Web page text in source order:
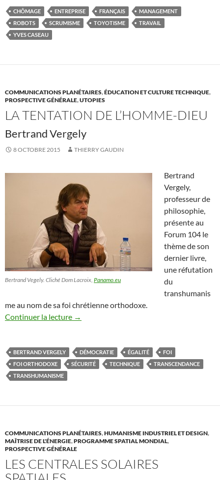
CHÔMAGE ENTREPRISE FRANÇAIS
MANAGEMENT
ROBOTS
SCRUMISME TOYOTISME
TRAVAIL
YVES CASEAU
COMMUNICATIONS PLANÉTAIRES,ÉDUCATION ET CULTURE TECHNIQUE,
PROSPECTIVE GÉNÉRALE,UTOPIES
LA TENTATION DE L’HOMME-DIEU
Bertrand Vergely
8 OCTOBRE 2015 THIERRY GAUDIN
Bertrand Vegely. Cliché Dom Lacroix, Panamo.eu
Bertrand
Vergely,
professeur de
philosophie,
présente au
Forum 104 le
thème de son
dernier livre,
une réfutation
du
transhumanis
me au nom de sa foi chrétienne orthodoxe.
Continuer la lecture →
BERTRAND VERGELY DÉMOCRATIE ÉGALITÉ
FOI
FOI ORTHODOXE
SÉCURITÉ TECHNIQUE
TRANSCENDANCE
TRANSHUMANISME
COMMUNICATIONS PLANÉTAIRES,HUMANISME INDUSTRIEL ET DESIGN,
MAÎTRISE DE L'ÉNERGIE,PROGRAMME SPATIAL MONDIAL,
PROSPECTIVE GÉNÉRALE
LES CENTRALES SOLAIRES